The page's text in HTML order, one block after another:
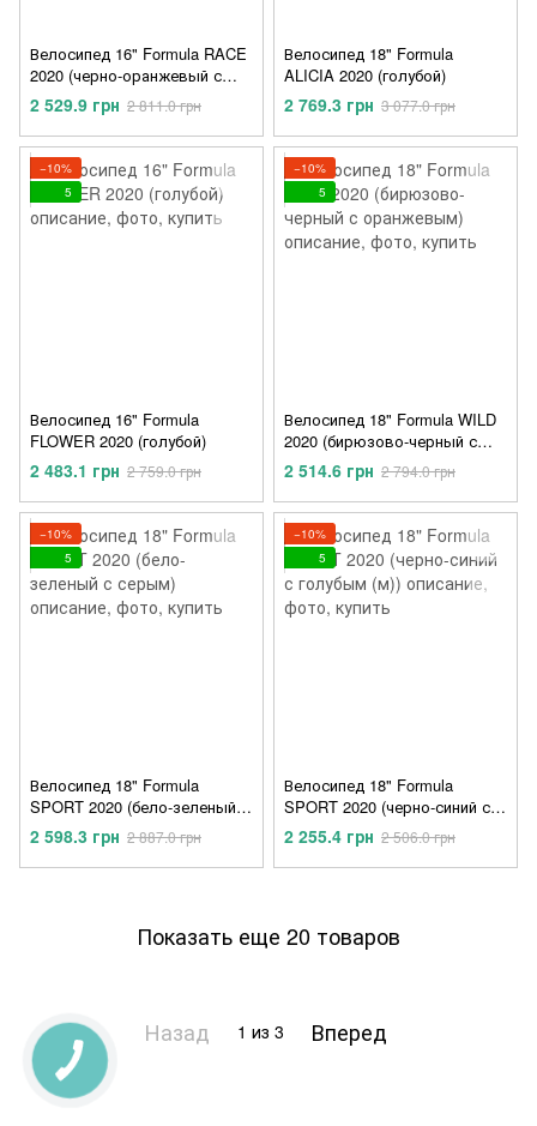
Велосипед 16" Formula RACE
2020 (черно-оранжевый с
бирюзовым (м))
2 529.9 грн 2 811.0 грн
Велосипед 18" Formula
ALICIA 2020 (голубой)
2 769.3 грн 3 077.0 грн
−10%
5
Велосипед 16" Formula
FLOWER 2020 (голубой)
2 483.1 грн 2 759.0 грн
−10%
5
Велосипед 18" Formula WILD
2020 (бирюзово-черный с
оранжевым)
2 514.6 грн 2 794.0 грн
−10%
5
Велосипед 18" Formula
SPORT 2020 (бело-зеленый с
серым)
2 598.3 грн 2 887.0 грн
−10%
5
Велосипед 18" Formula
SPORT 2020 (черно-синий с
голубым (м))
2 255.4 грн 2 506.0 грн
Показать еще 20 товаров
Назад 1 из 3 Вперед